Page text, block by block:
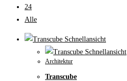
24
Alle
Schnellansicht
Schnellansicht
Architektur
Transcube